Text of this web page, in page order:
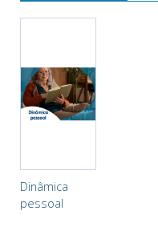
Dinâmica
pessoal